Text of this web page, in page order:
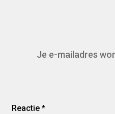
Je e-mailadres
Reactie *